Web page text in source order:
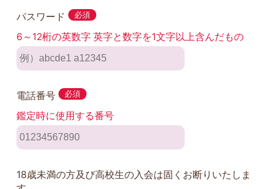
パスワード 必須
6～12桁の英数字 英字と数字を1文字以上含んだもの
電話番号 必須
鑑定時に使用する番号
18歳未満の方及び高校生の入会は固くお断りいたしま